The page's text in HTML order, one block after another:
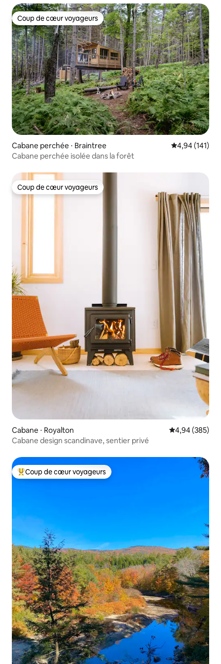
Coup de cœur voyageurs
Coup de cœur voyageurs
Cabane perchée ⋅ Braintree Évaluation
4,94 (141)
Cabane perchée isolée dans la forêt
Coup de cœur voyageurs
Coup de cœur voyageurs
Cabane ⋅ Royalton Évaluation
4,94 (385)
Cabane design scandinave, sentier privé
Coups de cœur voyageurs les plus appréciés
Coup de cœur voyageurs